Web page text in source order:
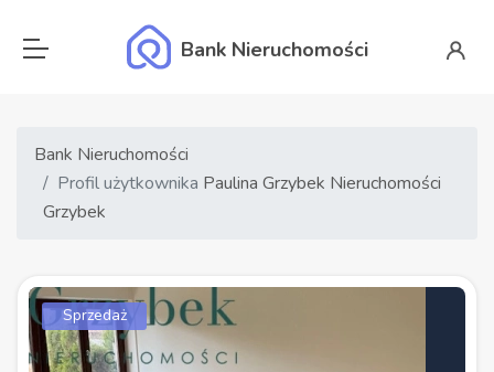
Bank Nieruchomości
Bank Nieruchomości
Profil użytkownika Paulina Grzybek Nieruchomości
Grzybek
Sprzedaż